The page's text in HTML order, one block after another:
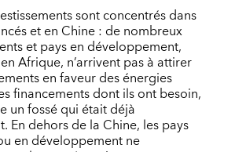
sont concentrés dans
et en Chine : de nombreux
et pays en développement,
Afrique, n’arrivent pas à attirer
en faveur des énergies
financements dont ils ont besoin,
un fossé qui était déjà
En dehors de la Chine, les pays
en développement ne